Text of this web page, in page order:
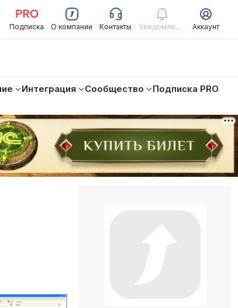
Подписка О компании Контакты Уведомления Аккаунт
Интеграция Сообщество
Подписка PRO